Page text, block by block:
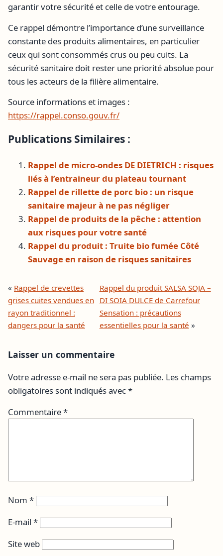
garantir votre sécurité et celle de votre entourage.
Ce rappel démontre l’importance d’une surveillance
constante des produits alimentaires, en particulier
ceux qui sont consommés crus ou peu cuits. La
sécurité sanitaire doit rester une priorité absolue pour
tous les acteurs de la filière alimentaire.
Source informations et images :
https://rappel.conso.gouv.fr/
Publications Similaires :
Rappel de micro-ondes DE DIETRICH : risques
liés à l’entraineur du plateau tournant
Rappel de rillette de porc bio : un risque
sanitaire majeur à ne pas négliger
Rappel de produits de la pêche : attention
aux risques pour votre santé
Rappel du produit : Truite bio fumée Côté
Sauvage en raison de risques sanitaires
« Rappel de crevettes
grises cuites vendues en
rayon traditionnel :
dangers pour la santé
Rappel du produit SALSA SOJA –
DI SOIA DULCE de Carrefour
Sensation : précautions
essentielles pour la santé »
Laisser un commentaire
Votre adresse e-mail ne sera pas publiée. Les champs
obligatoires sont indiqués avec*
Commentaire*
Nom *
E-mail *
Site web